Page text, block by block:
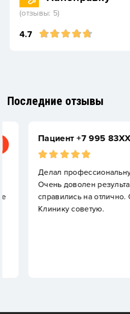
(отзывы: 5)
4.7
Последние отзывы
Пациент +7 995
Делал профессиональную
Очень доволен
справились на отлично.
Клинику советую.